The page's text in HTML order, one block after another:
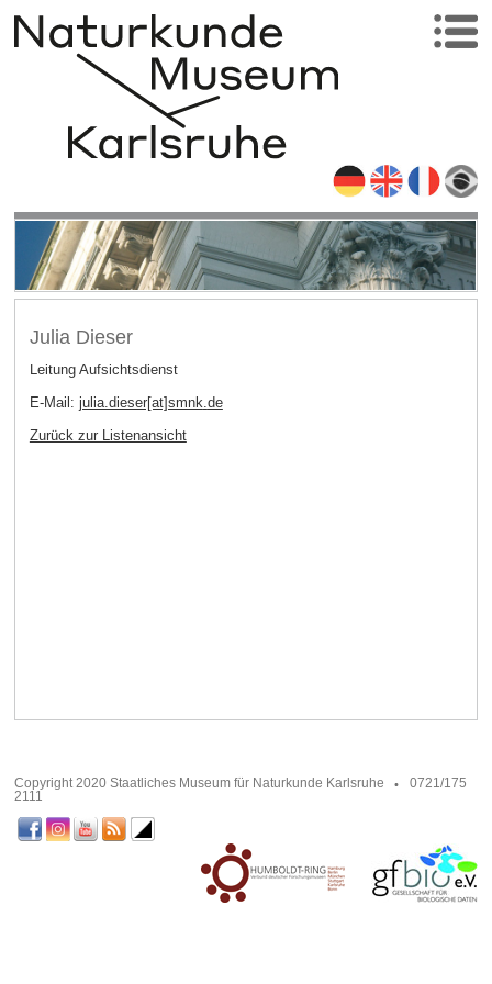
Julia Dieser
Leitung Aufsichtsdienst
E-Mail: julia.dieser[at]smnk.de
Zurück zur Listenansicht
Copyright 2020 Staatliches Museum für Naturkunde Karlsruhe
0721/175
2111